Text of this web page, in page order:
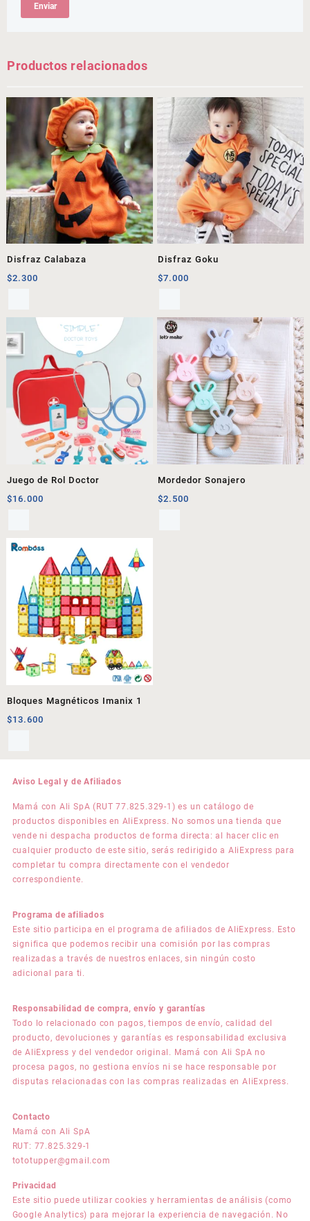
Productos relacionados
Disfraz Calabaza
$2.300
Disfraz Goku
$7.000
Juego de Rol Doctor
$16.000
Mordedor Sonajero
$2.500
Bloques Magnéticos Imanix 1
$13.600
Aviso Legal y de Afiliados
Mamá con Ali SpA (RUT 77.825.329-1) es un catálogo de
productos disponibles en AliExpress. No somos una tienda que
vende ni despacha productos de forma directa: al hacer clic en
cualquier producto de este sitio, serás redirigido a AliExpress para
completar tu compra directamente con el vendedor
correspondiente.
Programa de afiliados
Este sitio participa en el programa de afiliados de AliExpress. Esto
significa que podemos recibir una comisión por las compras
realizadas a través de nuestros enlaces, sin ningún costo
adicional para ti.
Responsabilidad de compra, envío y garantías
Todo lo relacionado con pagos, tiempos de envío, calidad del
producto, devoluciones y garantías es responsabilidad exclusiva
de AliExpress y del vendedor original. Mamá con Ali SpA no
procesa pagos, no gestiona envíos ni se hace responsable por
disputas relacionadas con las compras realizadas en AliExpress.
Contacto
Mamá con Ali SpA
RUT: 77.825.329-1
tototupper@gmail.com
Privacidad
Este sitio puede utilizar cookies y herramientas de análisis (como
Google Analytics) para mejorar la experiencia de navegación. No